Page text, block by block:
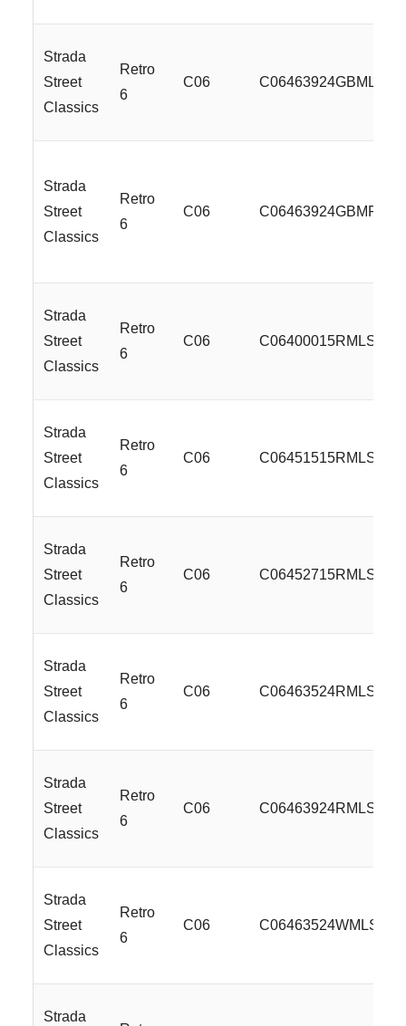
Strada
Street
Classics
Retro
6
C06 C06463924GBMLSS
Strada
Street
Classics
Retro
6
C06 C06463924GBMR
Strada
Street
Classics
Retro
6
C06 C06400015RMLSS
Strada
Street
Classics
Retro
6
C06 C06451515RMLSS
Strada
Street
Classics
Retro
6
C06 C06452715RMLSS
Strada
Street
Classics
Retro
6
C06 C06463524RMLSS
Strada
Street
Classics
Retro
6
C06 C06463924RMLSS
Strada
Street
Classics
Retro
6
C06 C06463524WMLSS
Strada